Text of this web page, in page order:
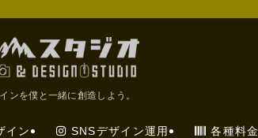
ンを僕と一緒に創造しよう。
イン SNSデザイン運用 各種料金